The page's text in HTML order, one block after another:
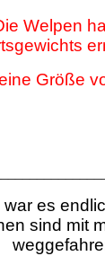
Welpen
Größe
es
sind mit